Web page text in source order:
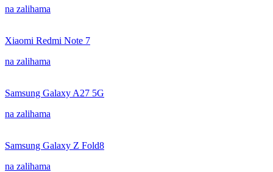
na zalihama
Xiaomi Redmi Note 7
na zalihama
Samsung Galaxy A27 5G
na zalihama
Samsung Galaxy Z Fold8
na zalihama